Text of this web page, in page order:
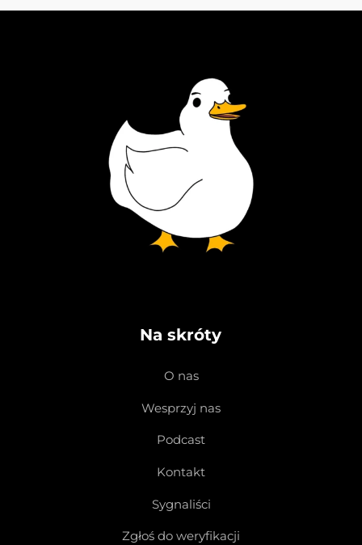
Na skróty
O nas
Wesprzyj nas
Podcast
Kontakt
Sygnaliści
Zgłoś do weryfikacji